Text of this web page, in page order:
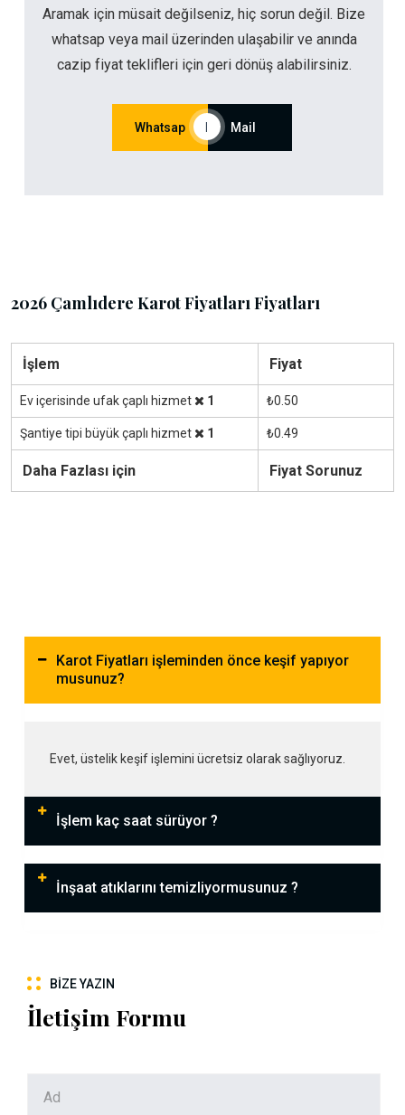
Aramak için müsait değilseniz, hiç sorun değil. Bize
whatsap veya mail üzerinden ulaşabilir ve anında
cazip fiyat teklifleri için geri dönüş alabilirsiniz.
Whatsap | Mail
2026 Çamlıdere Karot Fiyatları Fiyatları
İşlem Fiyat
Ev içerisinde ufak çaplı hizmet 1 ₺0.50
Şantiye tipi büyük çaplı hizmet 1 ₺0.49
Daha Fazlası için Fiyat Sorunuz
Karot Fiyatları işleminden önce keşif yapıyor
musunuz?
Evet, üstelik keşif işlemini ücretsiz olarak sağlıyoruz.
İşlem kaç saat sürüyor ?
İnşaat atıklarını temizliyormusunuz ?
BIZE YAZIN
İletişim Formu